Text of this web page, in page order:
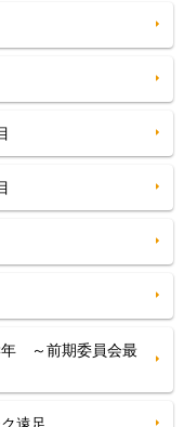
年 ～前期委員会最